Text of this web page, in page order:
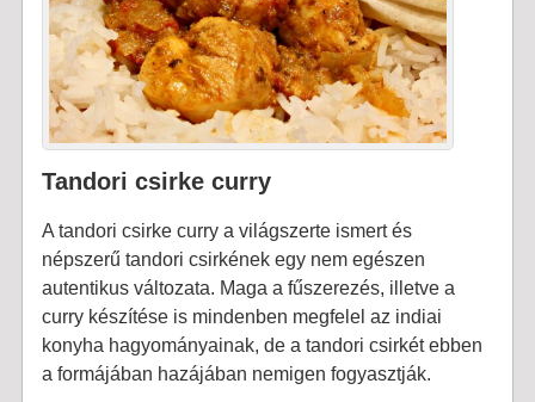
Tandori csirke curry
A tandori csirke curry a világszerte ismert és
népszerű tandori csirkének egy nem egészen
autentikus változata. Maga a fűszerezés, illetve a
curry készítése is mindenben megfelel az indiai
konyha hagyományainak, de a tandori csirkét ebben
a formájában hazájában nemigen fogyasztják.